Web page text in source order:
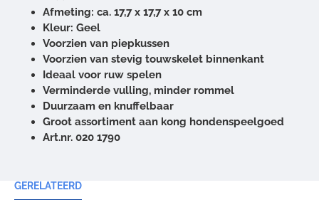
Afmeting: ca. 17,7 x 17,7 x 10 cm
Kleur: Geel
Voorzien van piepkussen
Voorzien van stevig touwskelet binnenkant
Ideaal voor ruw spelen
Verminderde vulling, minder rommel
Duurzaam en knuffelbaar
Groot assortiment aan kong hondenspeelgoed
Art.nr. 020 1790
GERELATEERD